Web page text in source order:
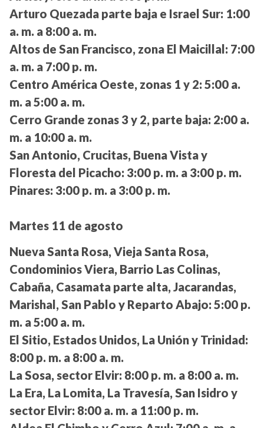
Arturo Quezada parte baja e Israel Sur: 1:00
a. m. a 8:00 a. m.
Altos de San Francisco, zona El Maicillal: 7:00
a. m. a 7:00 p. m.
Centro América Oeste, zonas 1 y 2: 5:00 a.
m. a 5:00 a. m.
Cerro Grande zonas 3 y 2, parte baja: 2:00 a.
m. a 10:00 a. m.
San Antonio, Crucitas, Buena Vista y
Floresta del Picacho: 3:00 p. m. a 3:00 p. m.
Pinares: 3:00 p. m. a 3:00 p. m.
Martes 11 de agosto
Nueva Santa Rosa, Vieja Santa Rosa,
Condominios Viera, Barrio Las Colinas,
Cabaña, Casamata parte alta, Jacarandas,
Marishal, San Pablo y Reparto Abajo: 5:00 p.
m. a 5:00 a. m.
El Sitio, Estados Unidos, La Unión y Trinidad:
8:00 p. m. a 8:00 a. m.
La Sosa, sector Elvir: 8:00 p. m. a 8:00 a. m.
La Era, La Lomita, La Travesía, San Isidro y
sector Elvir: 8:00 a. m. a 11:00 p. m.